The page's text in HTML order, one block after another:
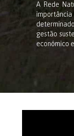
A Rede
gestão
económico